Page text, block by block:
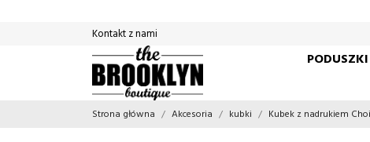
Kontakt z nami
PODUSZKI
Strona główna Akcesoria kubki Kubek z nadrukiem